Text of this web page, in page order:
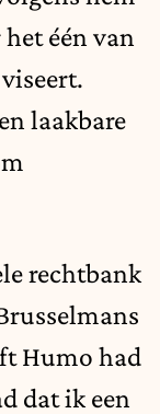
één van
laakbare
rechtbank
Humo had
dat ik een